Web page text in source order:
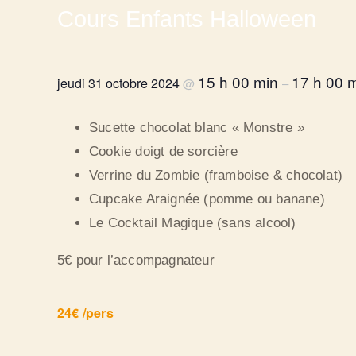
Cours Enfants Halloween
jeudi 31 octobre 2024@ 15 h 00 min – 17 h 00
Sucette chocolat blanc « Monstre »
Cookie doigt de sorcière
Verrine du Zombie (framboise & chocolat)
Cupcake Araignée (pomme ou banane)
Le Cocktail Magique (sans alcool)
5€ pour l’accompagnateur
24€ /pers